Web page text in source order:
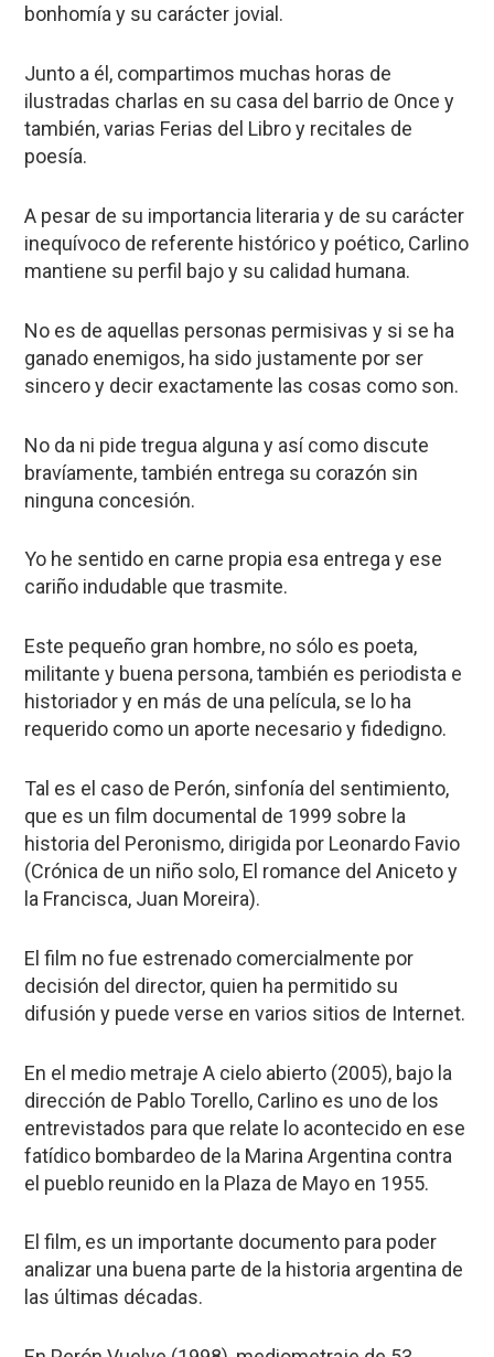
bonhomía y su carácter jovial.
Junto a él, compartimos muchas horas de
ilustradas charlas en su casa del barrio de Once y
también, varias Ferias del Libro y recitales de
poesía.
A pesar de su importancia literaria y de su carácter
inequívoco de referente histórico y poético, Carlino
mantiene su perfil bajo y su calidad humana.
No es de aquellas personas permisivas y si se ha
ganado enemigos, ha sido justamente por ser
sincero y decir exactamente las cosas como son.
No da ni pide tregua alguna y así como discute
bravíamente, también entrega su corazón sin
ninguna concesión.
Yo he sentido en carne propia esa entrega y ese
cariño indudable que trasmite.
Este pequeño gran hombre, no sólo es poeta,
militante y buena persona, también es periodista e
historiador y en más de una película, se lo ha
requerido como un aporte necesario y fidedigno.
Tal es el caso de Perón, sinfonía del sentimiento,
que es un film documental de 1999 sobre la
historia del Peronismo, dirigida por Leonardo Favio
(Crónica de un niño solo, El romance del Aniceto y
la Francisca, Juan Moreira).
El film no fue estrenado comercialmente por
decisión del director, quien ha permitido su
difusión y puede verse en varios sitios de Internet.
En el medio metraje A cielo abierto (2005), bajo la
dirección de Pablo Torello, Carlino es uno de los
entrevistados para que relate lo acontecido en ese
fatídico bombardeo de la Marina Argentina contra
el pueblo reunido en la Plaza de Mayo en 1955.
El film, es un importante documento para poder
analizar una buena parte de la historia argentina de
las últimas décadas.